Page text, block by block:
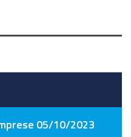
05/10/2023